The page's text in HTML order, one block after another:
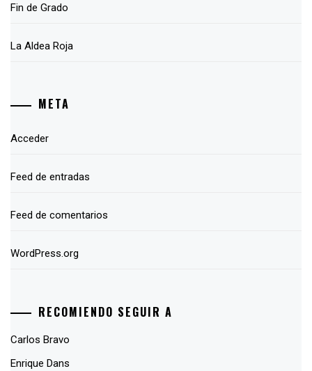
Fin de Grado
La Aldea Roja
META
Acceder
Feed de entradas
Feed de comentarios
WordPress.org
RECOMIENDO SEGUIR A
Carlos Bravo
Enrique Dans